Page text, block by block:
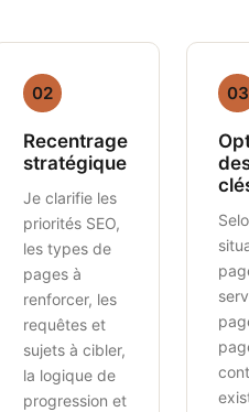
02
Recentrage
stratégique
Je clarifie les
priorités SEO,
les types de
pages à
renforcer, les
requêtes et
sujets à cibler,
la logique de
progression et
03